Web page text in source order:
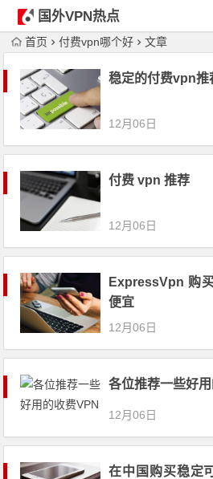
国外VPN热点
首页 付费vpn哪个好 文章
稳定的付费vpn推
12月06日
付费 vpn 推荐
12月06日
ExpressVpn 购
便宜
12月06日
各位推荐一些好
12月06日
在中国购买稳定